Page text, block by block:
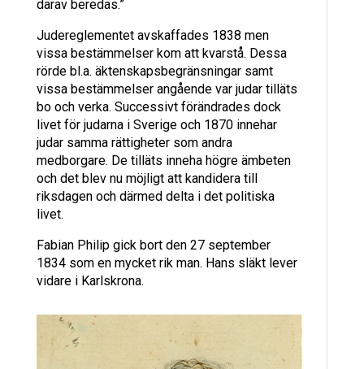
därav beredas.”
Judereglementet avskaffades 1838 men
vissa bestämmelser kom att kvarstå. Dessa
rörde bl.a. äktenskapsbegränsningar samt
vissa bestämmelser angående var judar tilläts
bo och verka. Successivt förändrades dock
livet för judarna i Sverige och 1870 innehar
judar samma rättigheter som andra
medborgare. De tilläts inneha högre ämbeten
och det blev nu möjligt att kandidera till
riksdagen och därmed delta i det politiska
livet.
Fabian Philip gick bort den 27 september
1834 som en mycket rik man. Hans släkt lever
vidare i Karlskrona.